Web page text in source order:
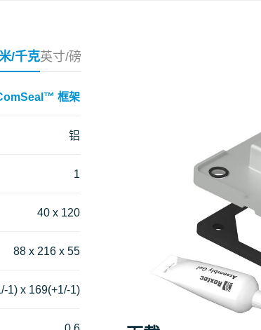
/千克英寸/磅
框架
铝
1
40 x 120
88 x 216 x 55
1) x 169(+1/-1)